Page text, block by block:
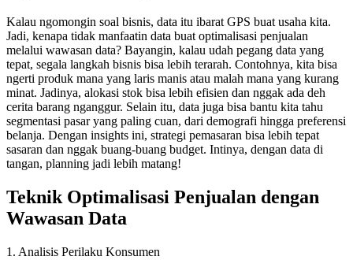
Kalau ngomongin soal bisnis, data itu ibarat GPS buat usaha kita.
Jadi, kenapa tidak manfaatin data buat optimalisasi penjualan
melalui wawasan data? Bayangin, kalau udah pegang data yang
tepat, segala langkah bisnis bisa lebih terarah. Contohnya, kita bisa
ngerti produk mana yang laris manis atau malah mana yang kurang
minat. Jadinya, alokasi stok bisa lebih efisien dan nggak ada deh
cerita barang nganggur. Selain itu, data juga bisa bantu kita tahu
segmentasi pasar yang paling cuan, dari demografi hingga preferensi
belanja. Dengan insights ini, strategi pemasaran bisa lebih tepat
sasaran dan nggak buang-buang budget. Intinya, dengan data di
tangan, planning jadi lebih matang!
Teknik Optimalisasi Penjualan dengan
Wawasan Data
1. Analisis Perilaku Konsumen